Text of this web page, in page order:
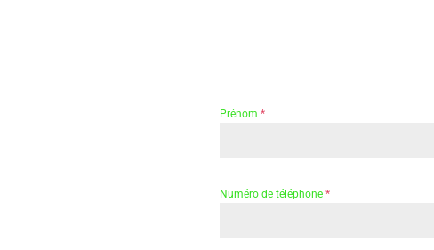
Prénom *
Numéro de téléphone *